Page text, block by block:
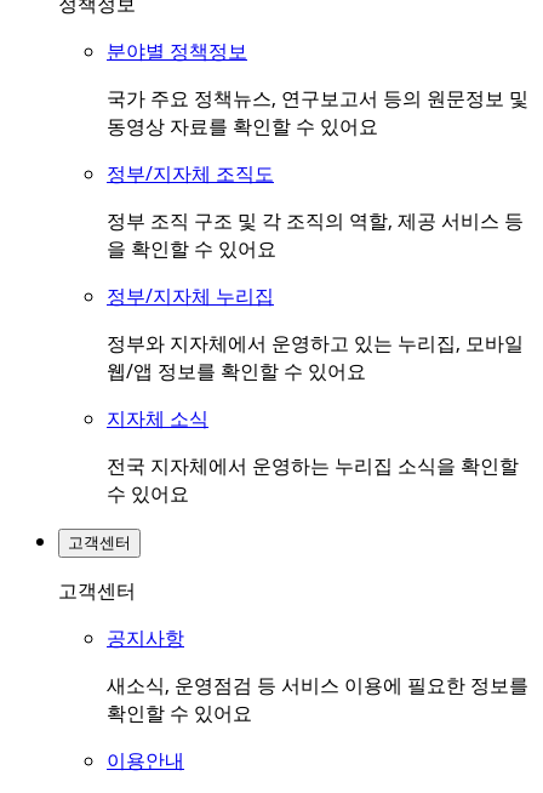
분야별 정책정보
국가 주요 정책뉴스, 연구보고서 등의 원문정보 및
동영상 자료를 확인할 수 있어요
정부/지자체 조직도
정부 조직 구조 및 각 조직의 역할, 제공 서비스 등
을 확인할 수 있어요
정부/지자체 누리집
정부와 지자체에서 운영하고 있는 누리집, 모바일
웹/앱 정보를 확인할 수 있어요
지자체 소식
전국 지자체에서 운영하는 누리집 소식을 확인할
수 있어요
고객센터
고객센터
공지사항
새소식, 운영점검 등 서비스 이용에 필요한 정보를
확인할 수 있어요
이용안내